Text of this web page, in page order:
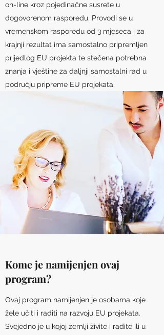
on-line kroz pojedinačne susrete u
dogovorenom rasporedu. Provodi se u
vremenskom rasporedu od 3 mjeseca i za
krajnji rezultat ima samostalno pripremljen
prijedlog EU projekta te stečena potrebna
znanja i vještine za daljnji samostalni rad u
području pripreme EU projekata.
Kome je namijenjen ovaj
program?
Ovaj program namijenjen je osobama koje
žele učiti i raditi na razvoju EU projekata.
Svejedno je u kojoj zemlji živite i radite ili u